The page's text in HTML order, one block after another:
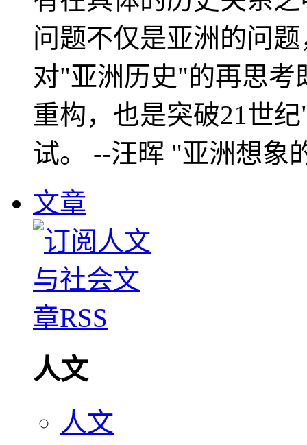
问题不仅是亚洲的问
对"亚洲历史"的再思考
重构，也是突破21世
试。 --汪晖 "亚洲想象
文章
人文
人文